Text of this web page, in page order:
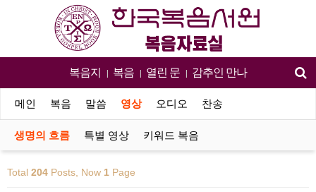
복음지 | 복음 | 열린 문 | 감추인 만나
메인 복음 말씀 영상 오디오 찬송
생명의 흐름 특별 영상 키워드 복음
Total 204 Posts, Now 1 Page